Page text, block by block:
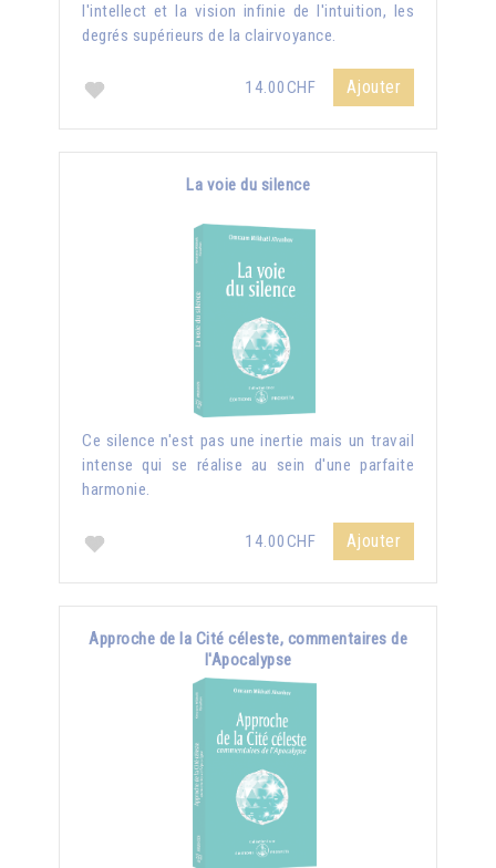
l'intellect et la vision infinie de l'intuition, les
degrés supérieurs de la clairvoyance.
14.00CHF Ajouter
La voie du silence
Ce silence n'est pas une inertie mais un travail
intense qui se réalise au sein d'une parfaite
harmonie.
14.00CHF Ajouter
Approche de la Cité céleste, commentaires de
l'Apocalypse